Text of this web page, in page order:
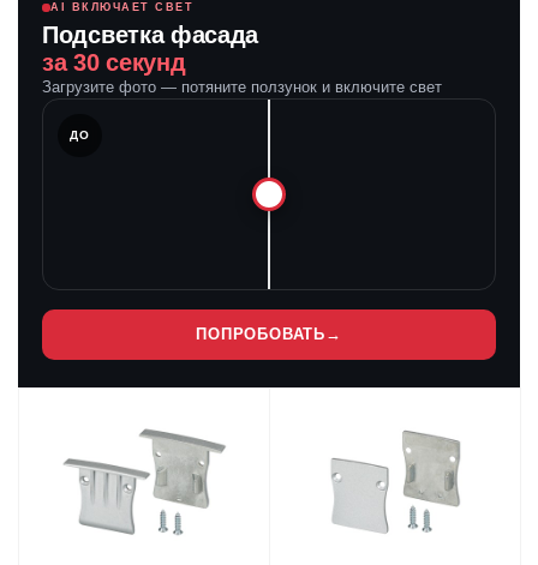
AI ВКЛЮЧАЕТ СВЕТ
Подсветка фасада
за 30 секунд
Загрузите фото — потяните ползунок и включите свет
ДО
ПОПРОБОВАТЬ →